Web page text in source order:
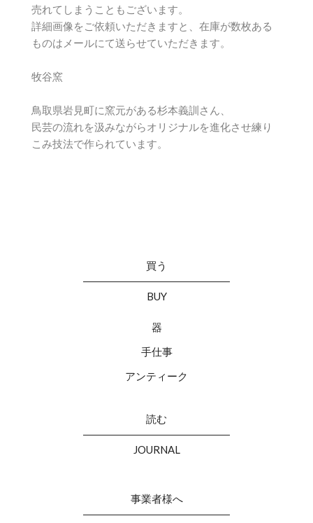
売れてしまうこともございます。
詳細画像をご依頼いただきますと、在庫が数枚ある
ものはメールにて送らせていただきます。
牧谷窯
鳥取県岩見町に窯元がある杉本義訓さん、
民芸の流れを汲みながらオリジナルを進化させ練り
こみ技法で作られています。
買う
BUY
器
手仕事
アンティーク
読む
JOURNAL
事業者様へ